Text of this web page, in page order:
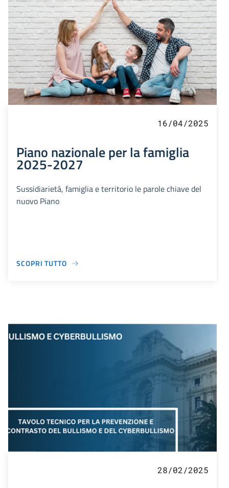
16/04/2025
Piano nazionale per la famiglia
2025-2027
Sussidiarietà, famiglia e territorio le parole chiave del
nuovo Piano
SCOPRI TUTTO
28/02/2025